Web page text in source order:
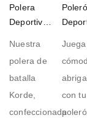
Polera
Deportiva
Nuestra
polera de
batalla
Korde,
confeccionada
Juega
con tu